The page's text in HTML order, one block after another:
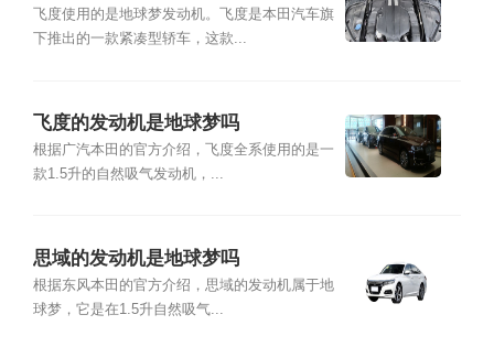
飞度使用的是地球梦发动机。飞度是本田汽车旗
下推出的一款紧凑型轿车，这款...
飞度的发动机是地球梦吗
根据广汽本田的官方介绍，飞度全系使用的是一
款1.5升的自然吸气发动机，...
思域的发动机是地球梦吗
根据东风本田的官方介绍，思域的发动机属于地
球梦，它是在1.5升自然吸气...